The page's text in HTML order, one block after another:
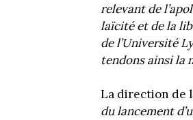
relevant de
laïcité et de la
de l’Université
tendons ainsi la
La direction de
du lancement